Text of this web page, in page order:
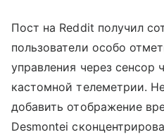
Пост на Reddit получил
пользователи особо
управления через сенсор
кастомной телеметрии.
добавить отображение
Desmontei